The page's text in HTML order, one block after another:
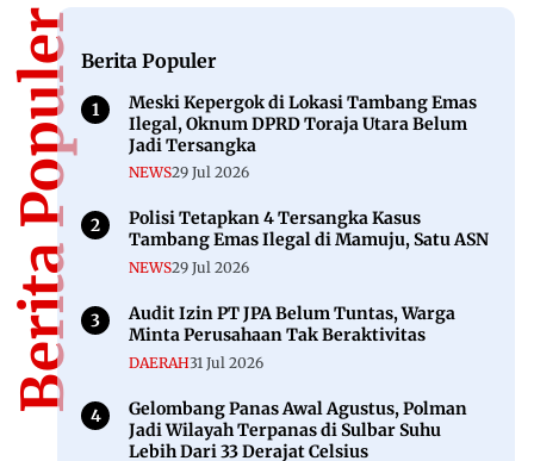
Berita PopulerBerita Populer
Meski Kepergok di Lokasi Tambang Emas
Ilegal, Oknum DPRD Toraja Utara Belum
Jadi Tersangka
NEWS29 Jul 2026
Polisi Tetapkan 4 Tersangka Kasus
Tambang Emas Ilegal di Mamuju, Satu ASN
NEWS29 Jul 2026
Audit Izin PT JPA Belum Tuntas, Warga
Minta Perusahaan Tak Beraktivitas
DAERAH31 Jul 2026
Gelombang Panas Awal Agustus, Polman
Jadi Wilayah Terpanas di Sulbar Suhu
Lebih Dari 33 Derajat Celsius